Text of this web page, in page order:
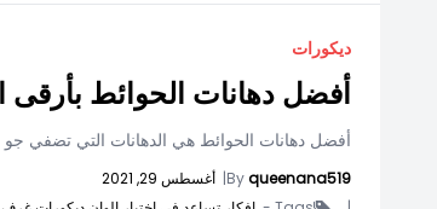
ديكورات
أفضل دهانات الحوائط بأرقى
أفضل دهانات الحوائط هي الدهانات التي تضفي
Byqueenana519
| أغسطس 29, 2021